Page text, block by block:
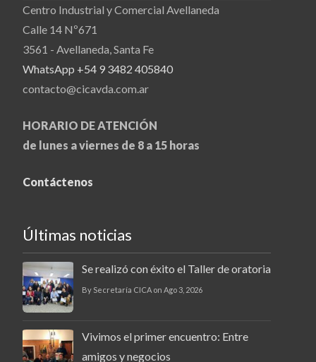
Centro Industrial y Comercial Avellaneda
Calle 14 Nº671
3561 - Avellaneda, Santa Fe
WhatsApp +54 9 3482 405840
contacto@cicavda.com.ar
HORARIO DE ATENCIÓN
de lunes a viernes de 8 a 15 horas
Contáctenos
Últimas noticias
Se realizó con éxito el Taller de oratoria
By Secretaría CICA on Ago 3, 2026
Vivimos el primer encuentro: Entre
amigos y negocios